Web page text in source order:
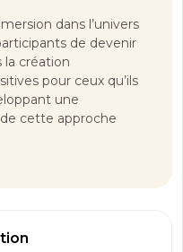
dans l’univers
de devenir
création
pour ceux qu’ils
une
cette approche